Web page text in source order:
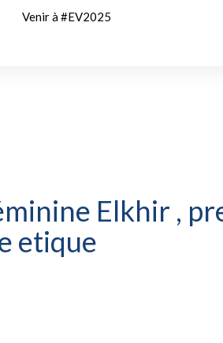
Venir à #EV2025
Elkhir ,
etique